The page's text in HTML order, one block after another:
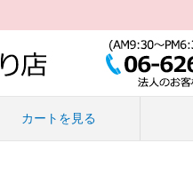
カートを見る